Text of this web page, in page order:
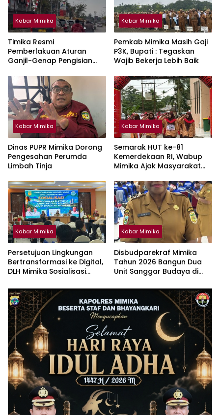
Kabar Mimika
Timika Resmi
Pemberlakuan Aturan
Ganjil-Genap Pengisian
Biosolar
Kabar Mimika
Pemkab Mimika Masih Gaji
P3K, Bupati : Tegaskan
Wajib Bekerja Lebih Baik
Kabar Mimika
Dinas PUPR Mimika Dorong
Pengesahan Perumda
Limbah Tinja
Kabar Mimika
Semarak HUT ke-81
Kemerdekaan RI, Wabup
Mimika Ajak Masyarakat
Keberagaman
Kabar Mimika
Persetujuan Lingkungan
Bertransformasi ke Digital,
DLH Mimika Sosialisasi
Amdalnet Bagi Pelaku
Usaha
Kabar Mimika
Disbudparekraf Mimika
Tahun 2026 Bangun Dua
Unit Sanggar Budaya di